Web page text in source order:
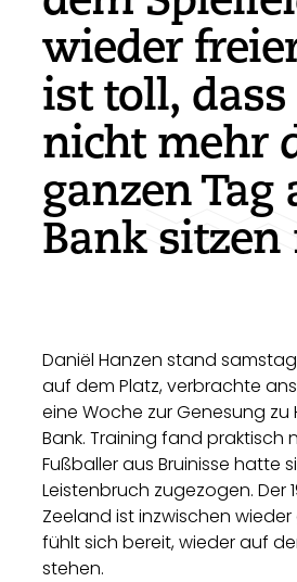
wieder
ist toll,
nicht mehr
ganzen Tag
Bank sitzen
Daniël Hanzen stand
auf dem Platz, verbrachte
eine Woche zur Genesung zu
Bank. Training fand praktisch
Fußballer aus Bruinisse hatte
Leistenbruch zugezogen. Der
Zeeland ist inzwischen
fühlt sich bereit, wieder auf
stehen.